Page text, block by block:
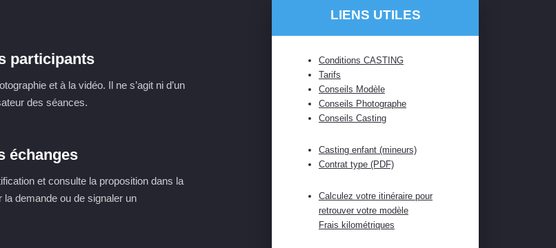
LIENS UTILES
Conditions CASTING
Tarifs
Conseils Modèle
Conseils Photographe
Conseils Casting
Casting enfant (mineurs)
Contrat type (PDF)
Calculez votre itinéraire pour
retrouver votre modèle
Frais kilométriques
participants
et à la vidéo. Il ne s’agit ni d’un
des séances.
échanges
et consulte la proposition dans la
demande ou de signaler un